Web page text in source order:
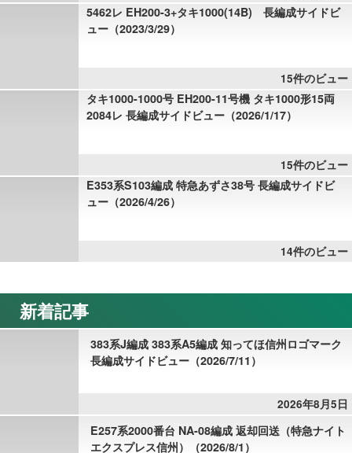
5462レ EH200-3+タキ1000(14B) 長編成サイドビ
ュー（2023/3/29）
15件のビュー
タキ1000-1000号 EH200-11号機 タキ1000形15両
2084レ 長編成サイドビュー（2026/1/17）
15件のビュー
E353系S103編成 特急あずさ38号 長編成サイドビ
ュー（2026/4/26）
14件のビュー
新着記事
383系J編成 383系A5編成 知ってほ信州ロゴマーク
長編成サイドビュー（2026/7/11）
2026年8月5日
E257系2000番台 NA-08編成 返却回送（特急ナイト
エクスプレス信州）（2026/8/1）